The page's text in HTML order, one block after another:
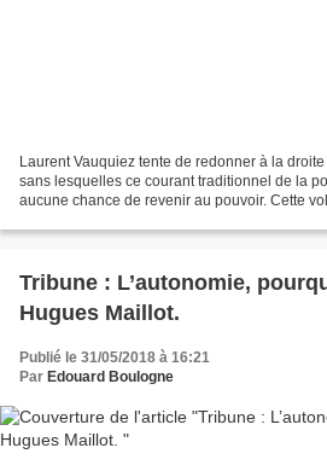
Laurent Vauquiez tente de redonner à la
sans lesquelles ce courant traditionnel de la
aucune chance de revenir au pouvoir. Cette
Tribune : L’autonomie,
Hugues Maillot.
Publié le 31/05/2018 à 16:21
Par Edouard Boulogne